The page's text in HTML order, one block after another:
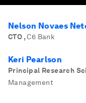
Nelson Novaes
CTO , C6 Bank
Keri Pearlson
Principal Research
Management